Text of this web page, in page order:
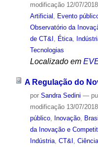
modificação12/07/
Artificial
Evento
Observatório da
de CT&I
Ética,
Tecnologias
Localizado em
A Regulação do
por Sandra Sedini —
modificação13/07/
público, Inovação, Brasil
da Inovação e
Indústria, CT&I ,